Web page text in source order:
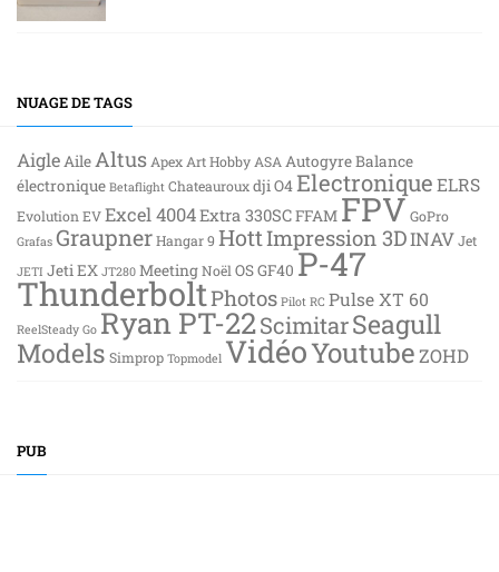
NUAGE DE TAGS
AigleAile Altus Apex Art Hobby ASA AutogyreBalance
électronique Betaflight Chateaurouxdji O4Electronique ELRS
Evolution EVExcel 4004Extra 330SCFFAM FPVGoPro
Grafas GraupnerHangar 9 HottImpression 3DINAVJet
JETI Jeti EX JT280 MeetingNoël OS GF40 P-47
ThunderboltPhotos Pilot RC Pulse XT 60
ReelSteady Go Ryan PT-22ScimitarSeagull
Models Simprop Topmodel VidéoYoutube ZOHD
PUB